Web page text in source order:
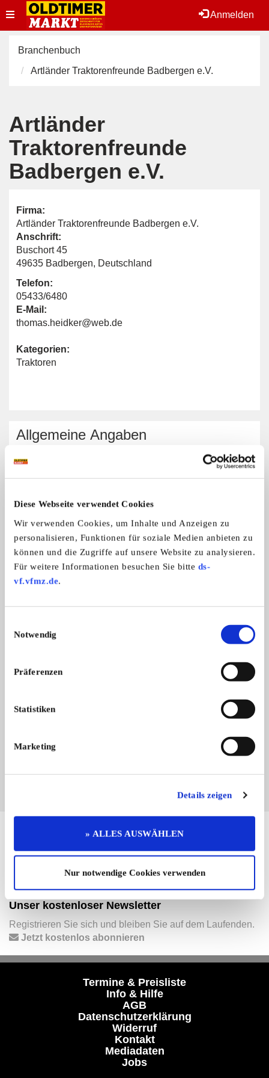
Diese Webseite verwendet Cookies
Wir verwenden Cookies, um Inhalte und Anzeigen zu
personalisieren, Funktionen für soziale Medien anbieten zu
können und die Zugriffe auf unsere Website zu analysieren.
Für weitere Informationen besuchen Sie bitte ds-
vf.vfmz.de.
Notwendig
Präferenzen
Statistiken
Marketing
Details zeigen
» ALLES AUSWÄHLEN
Nur notwendige Cookies verwenden
Anmelden
Toggle
navigation
Branchenbuch
Artländer Traktorenfreunde Badbergen e.V.
Artländer
Traktorenfreunde
Badbergen e.V.
Firma:
Artländer Traktorenfreunde Badbergen e.V.
Anschrift:
Buschort 45
49635 Badbergen, Deutschland
Telefon:
05433/6480
E-Mail:
thomas.heidker@web.de
Kategorien:
Traktoren
Allgemeine Angaben
Traktormarken:
Alle Marken
Artländer Traktorenfreunde Badbergen
e.V.
Branchenbuch-Eintrag übernehmen
Sie vertreten dieses Unternehmen? Übernehmen Sie
ergänzen und für sich zu nutzen:
Hier finden Sie mehr von OLDTIMER MARKT
Folgen Sie uns auf unseren Social-Media-Seiten oder
YouTube
Unser kostenloser Newsletter
Registrieren Sie sich und bleiben Sie auf dem Laufenden.
Jetzt kostenlos abonnieren
Termine & Preisliste
Info & Hilfe
AGB
Datenschutzerklärung
Widerruf
Kontakt
Mediadaten
Jobs